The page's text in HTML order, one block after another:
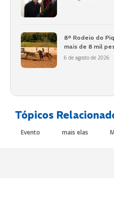
8º Rodeio do
mais de 8 mil
6 de agosto de 2026
Tópicos
Evento mais elas